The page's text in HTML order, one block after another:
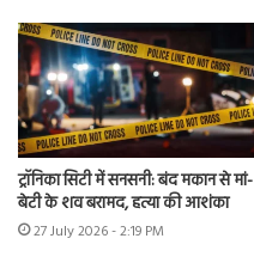
ट्रॉनिका सिटी में सनसनी: बंद मकान से मां-
बेटी के शव बरामद, हत्या की आशंका
27 July 2026 - 2:19 PM